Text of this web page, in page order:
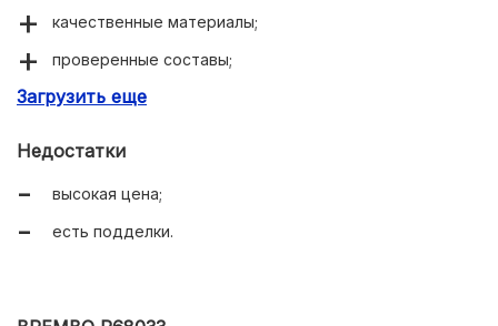
качественные материалы;
проверенные составы;
долговечность.
Загрузить еще
Недостатки
высокая цена;
есть подделки.